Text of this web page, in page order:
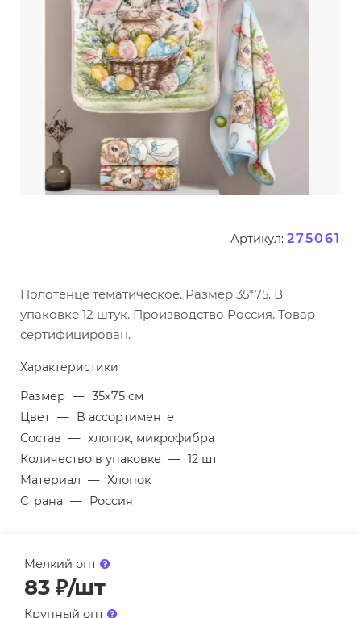
Артикул: 275061
Полотенце тематическое. Размер 35*75. В
упаковке 12 штук. Производство Россия. Товар
сертифицирован.
Характеристики
Размер — 35х75 см
Цвет — В ассортименте
Состав — хлопок, микрофибра
Количество в упаковке — 12 шт
Материал — Хлопок
Страна — Россия
Мелкий опт
83 ₽/шт
Крупный опт